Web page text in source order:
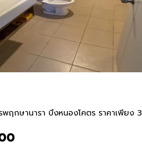
ครงการพฤกษานา
พฤกษานารา บึงหนองโคตร ราคาเพีย